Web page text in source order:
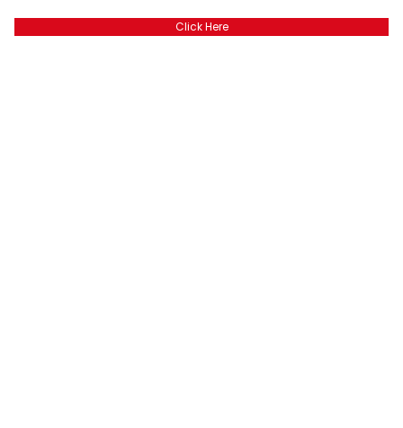
Click Here